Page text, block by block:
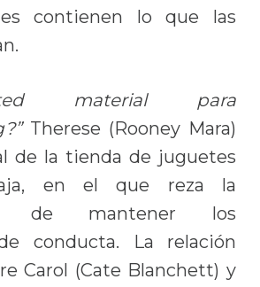
contienen lo que las
material para
Therese (Rooney Mara)
de la tienda de juguetes
en el que reza la
de mantener los
conducta. La relación
Carol (Cate Blanchett) y